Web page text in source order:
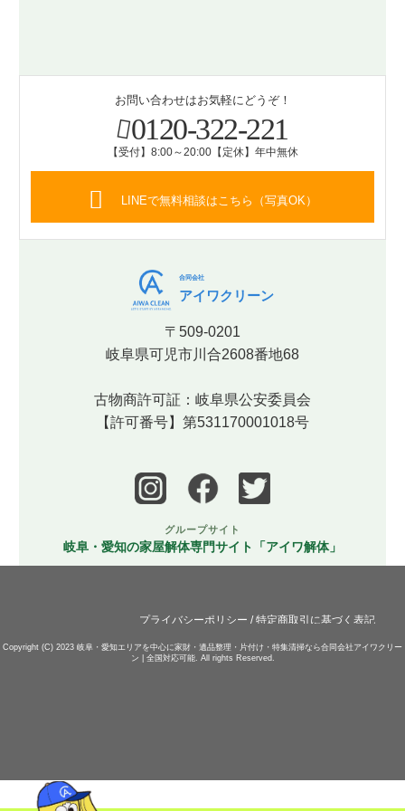
お問い合わせはお気軽にどうぞ！
0120-322-221
【受付】8:00～20:00【定休】年中無休
LINEで無料相談はこちら（写真OK）
合同会社
アイワクリーン
〒509-0201
岐阜県可児市川合2608番地68
古物商許可証：岐阜県公安委員会
【許可番号】第531170001018号
グループサイト
岐阜・愛知の家屋解体専門サイト「アイワ解体」
プライバシーポリシー /特定商取引に基づく表記
Copyright (C) 2023 岐阜・愛知エリアを中心に家財・遺品整理・片付け・特集清掃なら合同会社アイワクリー
ン | 全国対応可能. All rights Reserved.